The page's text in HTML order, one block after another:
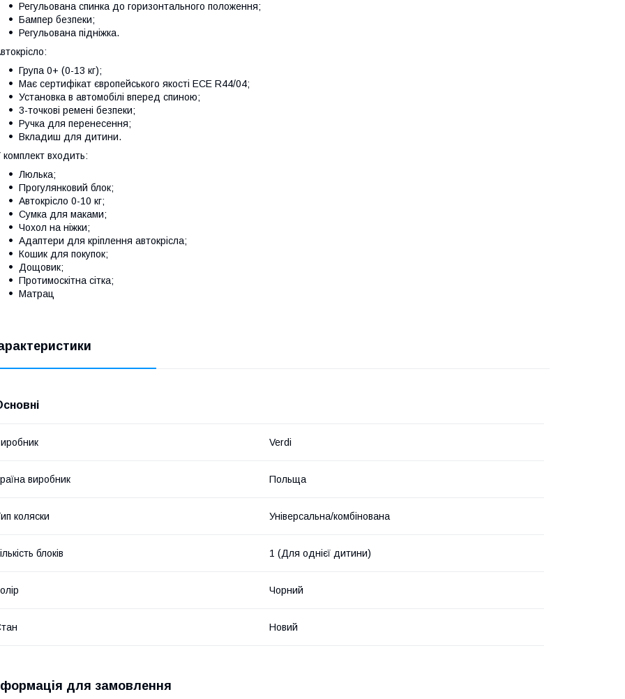
Регульована спинка до горизонтального положення;
Бампер безпеки;
Регульована підніжка.
Група 0+ (0-13 кг);
Має сертифікат європейського якості ECE R44/04;
Установка в автомобілі вперед спиною;
3-точкові ремені безпеки;
Ручка для перенесення;
Вкладиш для дитини.
комплект входить:
Люлька;
Прогулянковий блок;
Автокрісло 0-10 кг;
Сумка для маками;
Чохол на ніжки;
Адаптери для кріплення автокрісла;
Кошик для покупок;
Дощовик;
Протимоскітна сітка;
Матрац
Verdi
виробник Польща
коляски Універсальна/комбінована
блоків 1 (Для однієї дитини)
Чорний
Новий
для замовлення